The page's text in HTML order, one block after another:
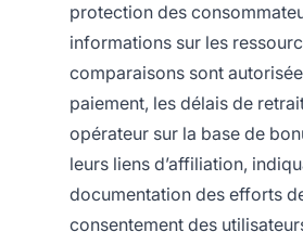
protection des
informations sur les
comparaisons sont
paiement, les délais de
opérateur sur la base de
leurs liens d’affiliation,
documentation des efforts
consentement des